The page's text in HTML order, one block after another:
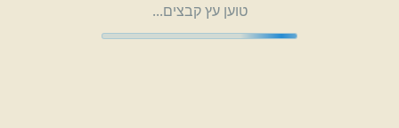
טוען עץ קבצים...